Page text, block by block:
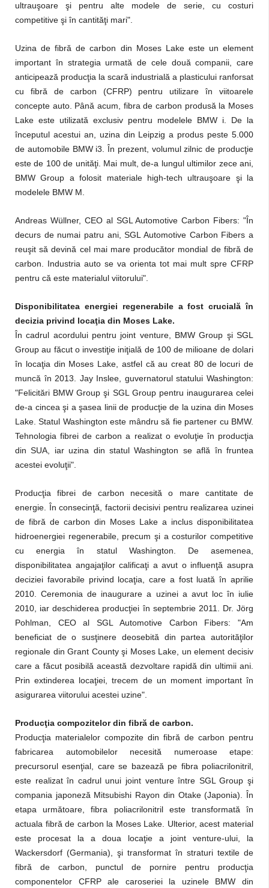
ultrauşoare şi pentru alte modele de serie, cu costuri
competitive şi în cantităţi mari".
Uzina de fibră de carbon din Moses Lake este un element
important în strategia urmată de cele două companii, care
anticipează producţia la scară industrială a plasticului ranforsat
cu fibră de carbon (CFRP) pentru utilizare în viitoarele
concepte auto. Până acum, fibra de carbon produsă la Moses
Lake este utilizată exclusiv pentru modelele BMW i. De la
începutul acestui an, uzina din Leipzig a produs peste 5.000
de automobile BMW i3. În prezent, volumul zilnic de producţie
este de 100 de unităţi. Mai mult, de-a lungul ultimilor zece ani,
BMW Group a folosit materiale high-tech ultrauşoare şi la
modelele BMW M.
Andreas Wüllner, CEO al SGL Automotive Carbon Fibers: "În
decurs de numai patru ani, SGL Automotive Carbon Fibers a
reuşit să devină cel mai mare producător mondial de fibră de
carbon. Industria auto se va orienta tot mai mult spre CFRP
pentru că este materialul viitorului".
Disponibilitatea energiei regenerabile a fost crucială în
decizia privind locaţia din Moses Lake.
În cadrul acordului pentru joint venture, BMW Group şi SGL
Group au făcut o investiţie iniţială de 100 de milioane de dolari
în locaţia din Moses Lake, astfel că au creat 80 de locuri de
muncă în 2013. Jay Inslee, guvernatorul statului Washington:
"Felicitări BMW Group şi SGL Group pentru inaugurarea celei
de-a cincea şi a şasea linii de producţie de la uzina din Moses
Lake. Statul Washington este mândru să fie partener cu BMW.
Tehnologia fibrei de carbon a realizat o evoluţie în producţia
din SUA, iar uzina din statul Washington se află în fruntea
acestei evoluţii".
Producţia fibrei de carbon necesită o mare cantitate de
energie. În consecinţă, factorii decisivi pentru realizarea uzinei
de fibră de carbon din Moses Lake a inclus disponibilitatea
hidroenergiei regenerabile, precum şi a costurilor competitive
cu energia în statul Washington. De asemenea,
disponibilitatea angajaţilor calificaţi a avut o influenţă asupra
deciziei favorabile privind locaţia, care a fost luată în aprilie
2010. Ceremonia de inaugurare a uzinei a avut loc în iulie
2010, iar deschiderea producţiei în septembrie 2011. Dr. Jörg
Pohlman, CEO al SGL Automotive Carbon Fibers: "Am
beneficiat de o susţinere deosebită din partea autorităţilor
regionale din Grant County şi Moses Lake, un element decisiv
care a făcut posibilă această dezvoltare rapidă din ultimii ani.
Prin extinderea locaţiei, trecem de un moment important în
asigurarea viitorului acestei uzine".
Producţia compozitelor din fibră de carbon.
Producţia materialelor compozite din fibră de carbon pentru
fabricarea automobilelor necesită numeroase etape:
precursorul esenţial, care se bazează pe fibra poliacrilonitril,
este realizat în cadrul unui joint venture între SGL Group şi
compania japoneză Mitsubishi Rayon din Otake (Japonia). În
etapa următoare, fibra poliacrilonitril este transformată în
actuala fibră de carbon la Moses Lake. Ulterior, acest material
este procesat la a doua locaţie a joint venture-ului, la
Wackersdorf (Germania), şi transformat în straturi textile de
fibră de carbon, punctul de pornire pentru producţia
componentelor CFRP ale caroseriei la uzinele BMW din